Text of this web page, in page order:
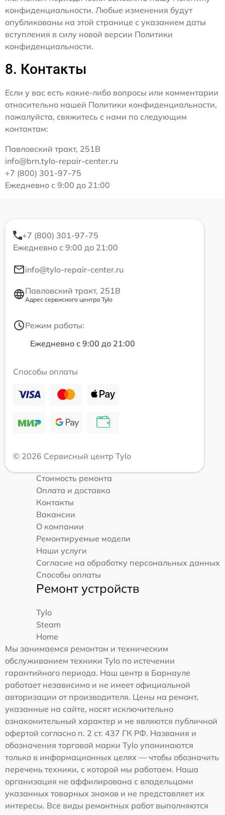
конфиденциальности. Любые изменения будут
опубликованы на этой странице с указанием даты
вступления в силу новой версии Политики
конфиденциальности.
8. Контакты
Если у вас есть какие-либо вопросы или комментарии
относительно нашей Политики конфиденциальности,
пожалуйста, свяжитесь с нами по следующим
контактам:
Павловский тракт, 251В
info@brn.tylo-repair-center.ru
+7 (800) 301-97-75
Ежедневно с 9:00 до 21:00
+7 (800) 301-97-75
Ежедневно с 9:00 до 21:00
info@tylo-repair-center.ru
Павловский тракт, 251В
Адрес сервисного центра Tylo
Режим работы:
Ежедневно с 9:00 до 21:00
Способы оплаты
© 2026 Сервисный центр Tylo
Стоимость ремонта
Оплата и доставка
Контакты
Вакансии
О компании
Ремонтируемые модели
Наши услуги
Согласие на обработку персональных данных
Способы оплаты
Ремонт устройств
Tylo
Steam
Home
Мы занимаемся ремонтом и техническим
обслуживанием техники Tylo по истечении
гарантийного периода. Наш центр в Барнауле
работает независимо и не имеет официальной
авторизации от производителя. Цены на ремонт,
указанные на сайте, носят исключительно
ознакомительный характер и не являются публичной
офертой согласно п. 2 ст. 437 ГК РФ. Названия и
обозначения торговой марки Tylo упоминаются
только в информационных целях — чтобы обозначить
перечень техники, с которой мы работаем. Наша
организация не аффилирована с владельцами
указанных товарных знаков и не представляет их
интересы. Все виды ремонтных работ выполняются